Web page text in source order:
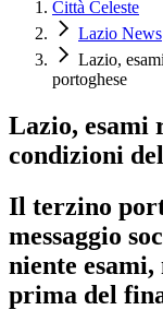
Città Celeste
Lazio News
Lazio,
portoghese
Lazio, esami
condizioni
Il terzino
messaggio
niente
prima del